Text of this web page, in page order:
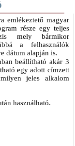
emlékeztető magyar
része egy teljes
mely bármikor
a felhasználók
dátum alapján is.
beállítható akár 3
egy adott címzett
jeles alkalom
használható.